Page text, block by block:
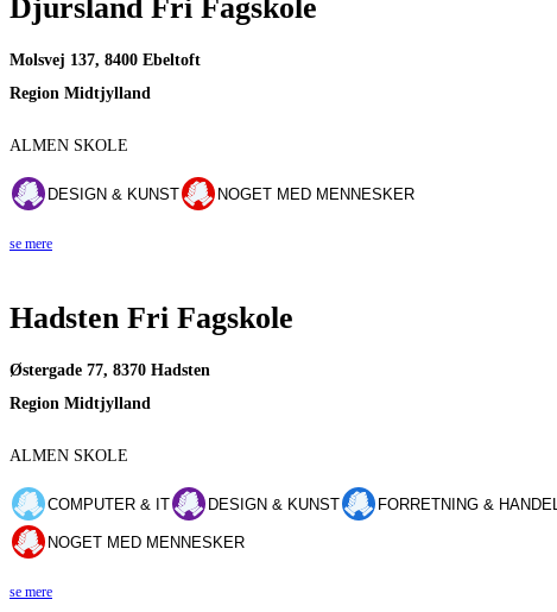
Djursland Fri Fagskole
Molsvej 137, 8400 Ebeltoft
Region Midtjylland
ALMEN SKOLE
DESIGN & KUNST NOGET MED MENNESKER
se mere
Hadsten Fri Fagskole
Østergade 77, 8370 Hadsten
Region Midtjylland
ALMEN SKOLE
COMPUTER & IT DESIGN & KUNST FORRETNING & HANDEL
NOGET MED MENNESKER
se mere